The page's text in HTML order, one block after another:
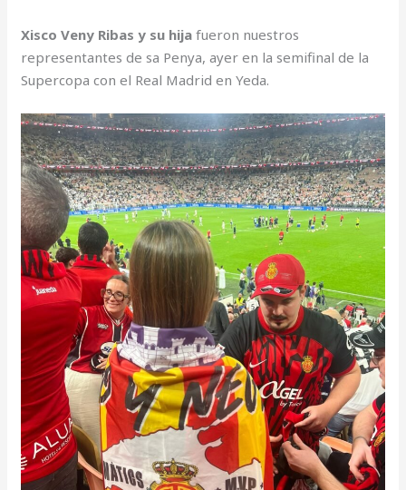
Xisco Veny Ribas y su hijafueron nuestros
representantes de sa Penya, ayer en la semifinal de la
Supercopa con el Real Madrid en Yeda.